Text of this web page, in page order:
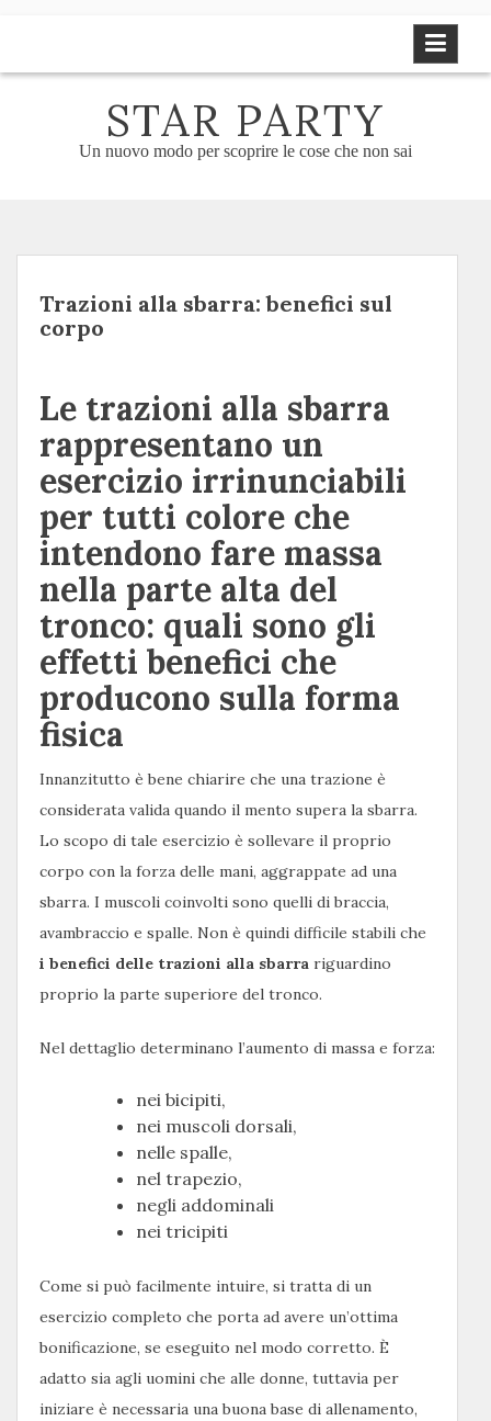
STAR PARTY
Un nuovo modo per scoprire le cose che non sai
Trazioni alla sbarra: benefici sul
corpo
Le trazioni alla sbarra
rappresentano un
esercizio irrinunciabili
per tutti colore che
intendono fare massa
nella parte alta del
tronco: quali sono gli
effetti benefici che
producono sulla forma
fisica
Innanzitutto è bene chiarire che una trazione è
considerata valida quando il mento supera la sbarra.
Lo scopo di tale esercizio è sollevare il proprio
corpo con la forza delle mani, aggrappate ad una
sbarra. I muscoli coinvolti sono quelli di braccia,
avambraccio e spalle. Non è quindi difficile stabili che
i benefici delle trazioni alla sbarra riguardino
proprio la parte superiore del tronco.
Nel dettaglio determinano l’aumento di massa e forza:
nei bicipiti,
nei muscoli dorsali,
nelle spalle,
nel trapezio,
negli addominali
nei tricipiti
Come si può facilmente intuire, si tratta di un
esercizio completo che porta ad avere un’ottima
bonificazione, se eseguito nel modo corretto. È
adatto sia agli uomini che alle donne, tuttavia per
iniziare è necessaria una buona base di allenamento,